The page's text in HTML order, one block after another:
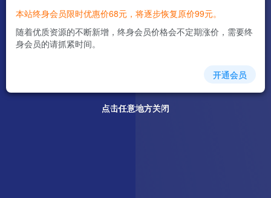
点击任意地方关闭
点击任意地方关闭
点击任意地方关闭
点击任意地方关闭
本站终身会员限时优惠价68元，将逐步恢复原价99元。
随着优质资源的不断新增，终身会员价格会不定期涨价，需要终
身会员的请抓紧时间。
开通会员